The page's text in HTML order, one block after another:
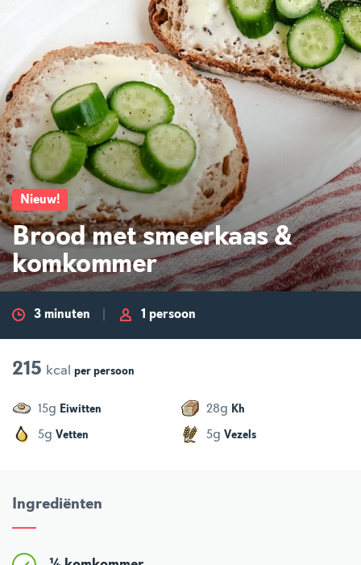
Nieuw!
Brood met smeerkaas &
komkommer
3 minuten 1 persoon
215 kcal per persoon
15g Eiwitten 28g Kh
5g Vetten 5g Vezels
Ingrediënten